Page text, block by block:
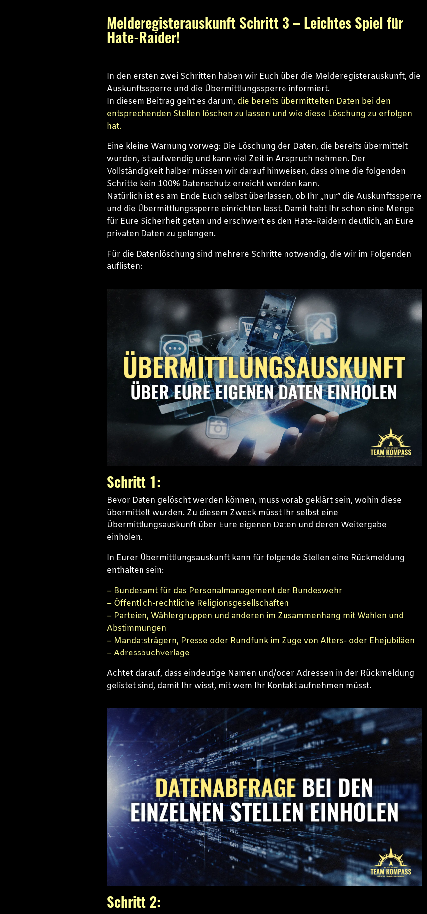
Melderegisterauskunft Schritt 3 – Leichtes Spiel für
Hate-Raider!
In den ersten zwei Schritten haben wir Euch über die Melderegisterauskunft, die
Auskunftssperre und die Übermittlungssperre informiert.
In diesem Beitrag geht es darum, die bereits übermittelten Daten bei den
entsprechenden Stellen löschen zu lassen und wie diese Löschung zu erfolgen
hat.
Eine kleine Warnung vorweg: Die Löschung der Daten, die bereits übermittelt
wurden, ist aufwendig und kann viel Zeit in Anspruch nehmen. Der
Vollständigkeit halber müssen wir darauf hinweisen, dass ohne die folgenden
Schritte kein 100% Datenschutz erreicht werden kann.
Natürlich ist es am Ende Euch selbst überlassen, ob Ihr „nur” die Auskunftssperre
und die Übermittlungssperre einrichten lasst. Damit habt Ihr schon eine Menge
für Eure Sicherheit getan und erschwert es den Hate-Raidern deutlich, an Eure
privaten Daten zu gelangen.
Für die Datenlöschung sind mehrere Schritte notwendig, die wir im Folgenden
auflisten:
Schritt 1:
Bevor Daten gelöscht werden können, muss vorab geklärt sein, wohin diese
übermittelt wurden. Zu diesem Zweck müsst Ihr selbst eine
Übermittlungsauskunft über Eure eigenen Daten und deren Weitergabe
einholen.
In Eurer Übermittlungsauskunft kann für folgende Stellen eine Rückmeldung
enthalten sein:
– Bundesamt für das Personalmanagement der Bundeswehr
– Öffentlich-rechtliche Religionsgesellschaften
– Parteien, Wählergruppen und anderen im Zusammenhang mit Wahlen und
Abstimmungen
– Mandatsträgern, Presse oder Rundfunk im Zuge von Alters- oder Ehejubiläen
– Adressbuchverlage
Achtet darauf, dass eindeutige Namen und/oder Adressen in der Rückmeldung
gelistet sind, damit Ihr wisst, mit wem Ihr Kontakt aufnehmen müsst.
Schritt 2: